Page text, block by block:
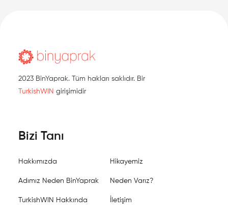
2023 BinYaprak. Tüm hakları saklıdır. Bir
TurkishWIN girişimidir
Bizi Tanı
Hakkımızda Hikayemiz
Adımız Neden BinYaprak Neden Varız?
TurkishWIN Hakkında İletişim